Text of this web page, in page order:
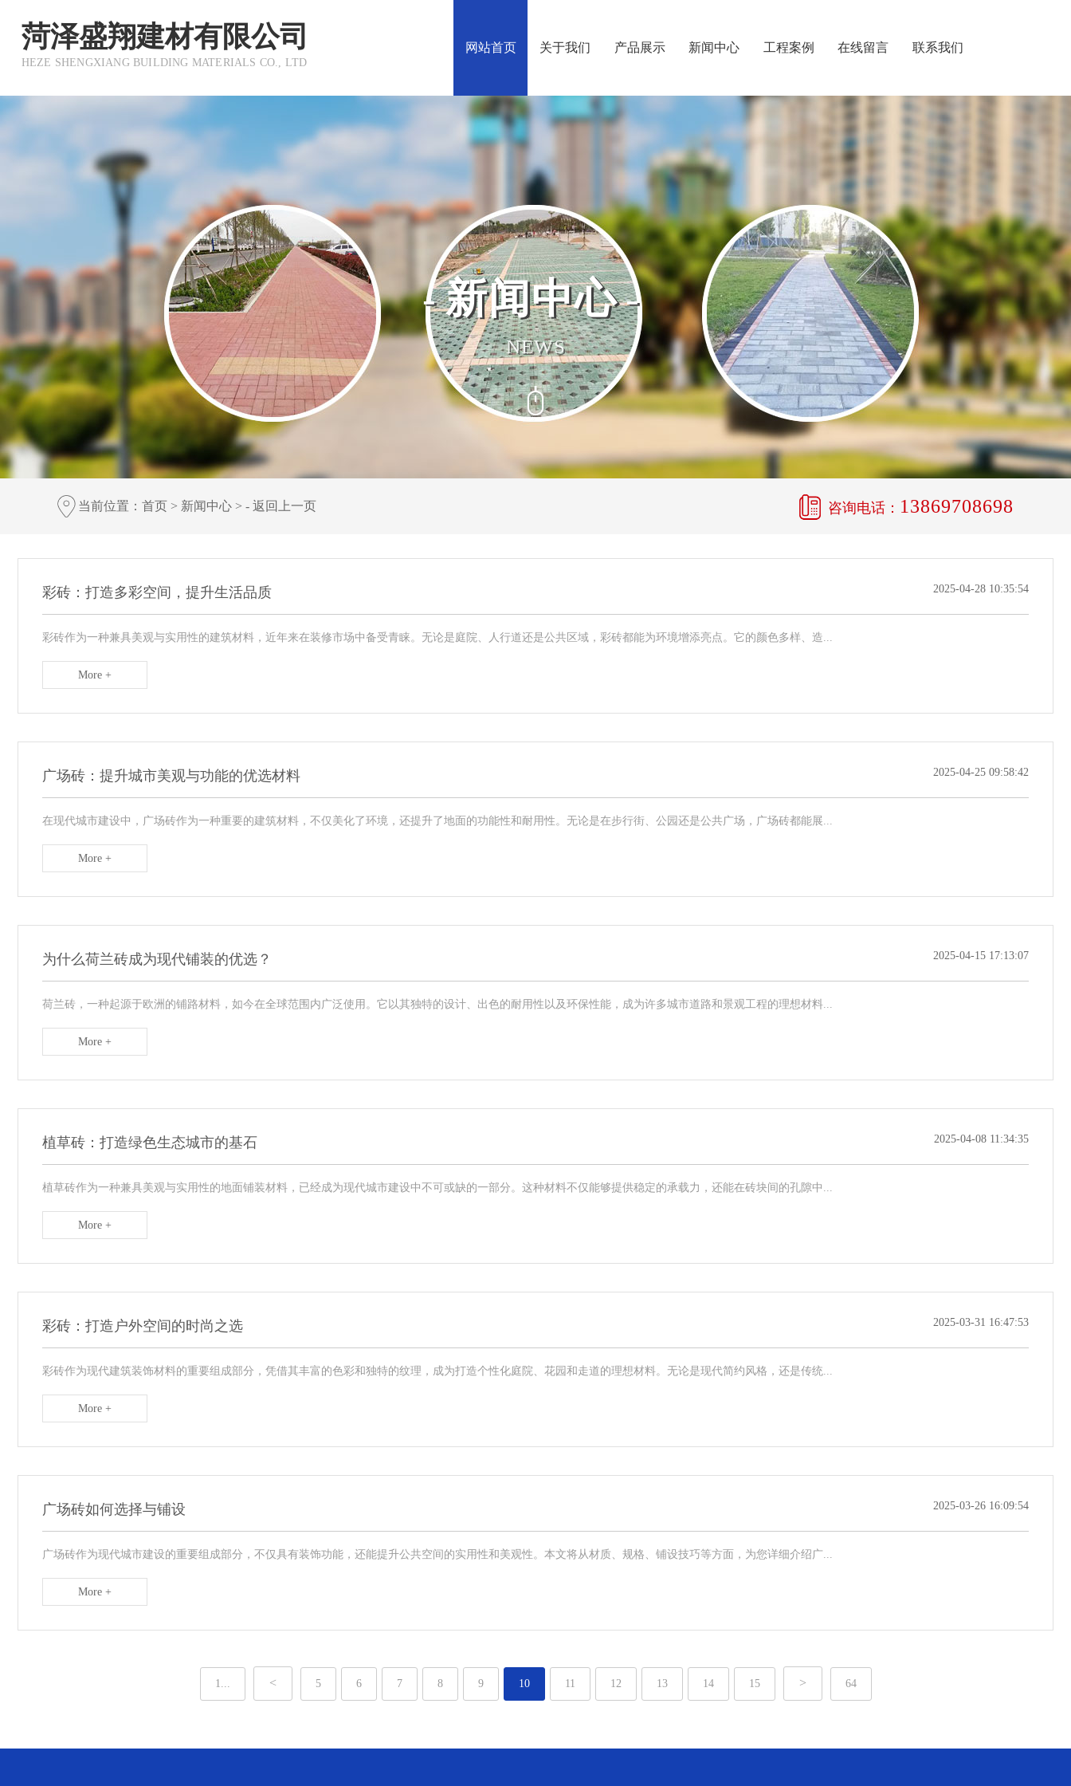
菏泽盛翔建材有限公司
HEZE SHENGXIANG BUILDING MATERIALS CO., LTD
网站首页 关于我们 产品展示 新闻中心 工程案例 在线留言 联系我们
新闻中心
NEWS
当前位置： 首页 > 新闻中心 > - 返回上一页 咨询电话： 13869708698
彩砖：打造多彩空间，提升生活品质 2025-04-28 10:35:54
彩砖作为一种兼具美观与实用性的建筑材料，近年来在装修市场中备受青睐。无论是庭院、人行道还是公共区域，彩砖都能为环境增添亮点。它的颜色多样、造...
More +
广场砖：提升城市美观与功能的优选材料 2025-04-25 09:58:42
在现代城市建设中，广场砖作为一种重要的建筑材料，不仅美化了环境，还提升了地面的功能性和耐用性。无论是在步行街、公园还是公共广场，广场砖都能展...
More +
为什么荷兰砖成为现代铺装的优选？ 2025-04-15 17:13:07
荷兰砖，一种起源于欧洲的铺路材料，如今在全球范围内广泛使用。它以其独特的设计、出色的耐用性以及环保性能，成为许多城市道路和景观工程的理想材料...
More +
植草砖：打造绿色生态城市的基石 2025-04-08 11:34:35
植草砖作为一种兼具美观与实用性的地面铺装材料，已经成为现代城市建设中不可或缺的一部分。这种材料不仅能够提供稳定的承载力，还能在砖块间的孔隙中...
More +
彩砖：打造户外空间的时尚之选 2025-03-31 16:47:53
彩砖作为现代建筑装饰材料的重要组成部分，凭借其丰富的色彩和独特的纹理，成为打造个性化庭院、花园和走道的理想材料。无论是现代简约风格，还是传统...
More +
广场砖如何选择与铺设 2025-03-26 16:09:54
广场砖作为现代城市建设的重要组成部分，不仅具有装饰功能，还能提升公共空间的实用性和美观性。本文将从材质、规格、铺设技巧等方面，为您详细介绍广...
More +
1... < 5 6 7 8 9 10 11 12 13 14 15 > 64